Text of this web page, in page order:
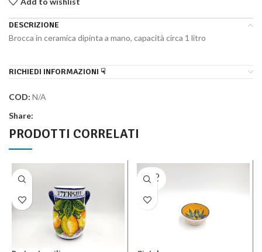
DESCRIZIONE
Brocca in ceramica dipinta a mano, capacità circa 1 litro
RICHIEDI INFORMAZIONI ☟
COD: N/A
Share:
PRODOTTI CORRELATI
SOLD
OUT